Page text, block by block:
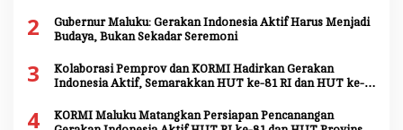
2
Gubernur Maluku: Gerakan Indonesia Aktif Harus Menjadi
Budaya, Bukan Sekadar Seremoni
3
Kolaborasi Pemprov dan KORMI Hadirkan Gerakan
Indonesia Aktif, Semarakkan HUT ke-81 RI dan HUT ke-
4
KORMI Maluku Matangkan Persiapan Pencanangan